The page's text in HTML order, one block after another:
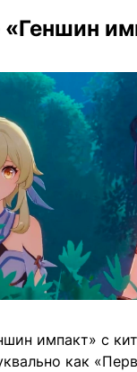
«Геншин
импакт» с
как